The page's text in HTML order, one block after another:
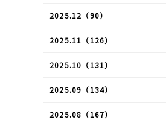
2025.12（90）
2025.11（126）
2025.10（131）
2025.09（134）
2025.08（167）